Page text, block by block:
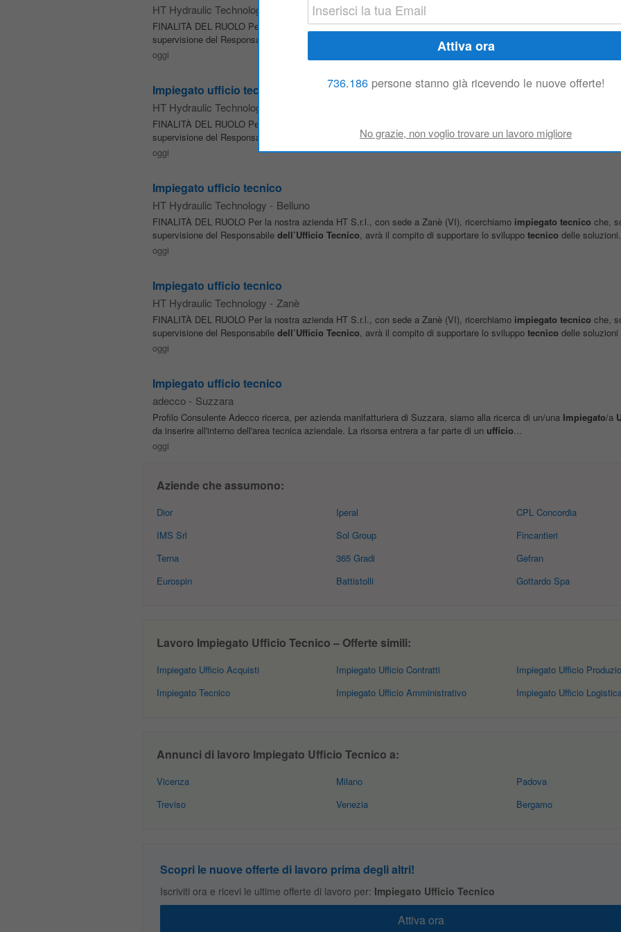
HT Hydraulic Technology
FINALITÀ DEL RUOLO Per la nostra azienda HT S.r.l., con sede a Zanè (VI), ricerchiamoimpiegato tecnicoche,
supervisione del Responsabile
, avrà il compito di supportare lo sviluppo
oggi
Impiegato ufficio tecnico
HT Hydraulic Technology
FINALITÀ DEL RUOLO Per la nostra azienda HT S.r.l., con sede a Zanè (VI), ricerchiamo
supervisione del Responsabile
, avrà il compito di supportare lo sviluppotecnicodelle soluzioni...
oggi
Impiegato ufficio tecnico
HT Hydraulic Technology - Belluno
FINALITÀ DEL RUOLO Per la nostra azienda HT S.r.l., con sede a Zanè (VI), ricerchiamo impiegato tecnicoche,
supervisione del Responsabile dell’Ufficio Tecnico, avrà il compito di supportare lo sviluppo tecnicodelle
oggi
Impiegato ufficio tecnico
HT Hydraulic Technology - Zanè
FINALITÀ DEL RUOLO Per la nostra azienda HT S.r.l., con sede a Zanè (VI), ricerchiamo impiegato tecnicoche,
supervisione del Responsabile dell’Ufficio Tecnico, avrà il compito di supportare lo sviluppo tecnicodelle soluzioni
oggi
Impiegato ufficio tecnico
adecco - Suzzara
Profilo Consulente Adecco ricerca, per azienda manifatturiera di Suzzara, siamo alla ricerca di un/una Impiegato/a
da inserire all'interno dell'area tecnica aziendale. La risorsa entrera a far parte di un ufficio...
oggi
Aziende che assumono:
Dior
IMS Srl
Terna
Eurospin
Iperal
Sol Group
365 Gradi
Battistolli
CPL Concordia
Fincantieri
Gefran
Gottardo Spa
Lavoro Impiegato Ufficio Tecnico – Offerte simili:
Impiegato Ufficio Acquisti
Impiegato Tecnico
Impiegato Ufficio Contratti
Impiegato Ufficio Amministrativo
Impiegato Ufficio
Impiegato Ufficio
Annunci di lavoro Impiegato Ufficio Tecnico a:
Vicenza
Treviso
Milano
Venezia
Padova
Bergamo
Scopri le nuove offerte di lavoro prima degli altri!
Iscriviti ora e ricevi le ultime offerte di lavoro per: Impiegato Ufficio Tecnico
736.186persone stanno già ricevendo le nuove offerte!